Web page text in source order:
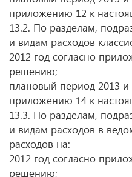
приложению 12 к
13.2. По разделам,
и видам расходов
2012 год согласно
решению;
плановый период 2013 и
приложению 14 к
13.3. По разделам,
и видам расходов в
расходов на:
2012 год согласно
решению;